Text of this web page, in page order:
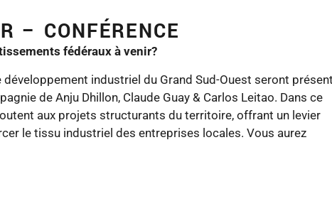
– CONFÉRENCE
fédéraux à venir?
industriel du Grand Sud-Ouest seront
de Anju Dhillon, Claude Guay & Carlos Leitao. Dans ce
aux projets structurants du territoire, offrant un levier
le tissu industriel des entreprises locales. Vous aurez